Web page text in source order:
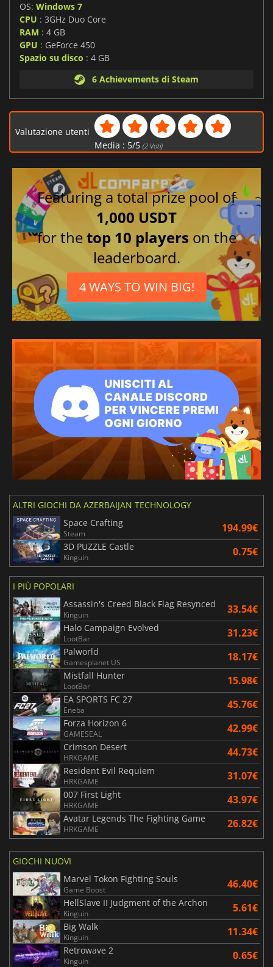
OS: Windows 7
CPU : 3GHz Duo Core
RAM : 4 GB
GPU : GeForce 450
Spazio su disco : 4 GB
6 Achievements di Steam
Valutazione utenti
Media : 5/5 (2Voti)
Featuring a total prize pool of
1,000 USDT
for thetop 10 players on the
leaderboard.
4 WAYS TO WIN BIG!
ALTRI GIOCHI DA AZERBAIJAN TECHNOLOGY
Space Crafting
Steam 194.99€
3D PUZZLE Castle
Kinguin 0.75€
I PIÙ POPOLARI
Assassin's Creed Black Flag Resynced
Kinguin 33.54€
Halo Campaign Evolved
LootBar 31.23€
Palworld
Gamesplanet US 18.17€
Mistfall Hunter
LootBar 15.98€
EA SPORTS FC 27
Eneba 45.76€
Forza Horizon 6
GAMESEAL 42.99€
Crimson Desert
HRKGAME 44.73€
Resident Evil Requiem
HRKGAME 31.07€
007 First Light
HRKGAME 43.97€
Avatar Legends The Fighting Game
HRKGAME 26.82€
GIOCHI NUOVI
Marvel Tokon Fighting Souls
Game Boost 46.40€
HellSlave II Judgment of the Archon
Kinguin 5.61€
Big Walk
Kinguin 11.34€
Retrowave 2
Kinguin 0.65€